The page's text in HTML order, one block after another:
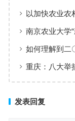
以加快农业农
——从中央农
南京农业大学
如何理解到二
等发达国家水
重庆：八大举
发表回复